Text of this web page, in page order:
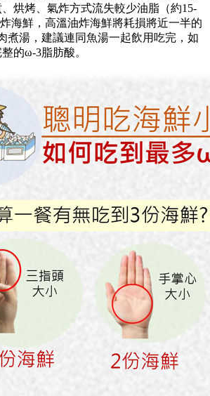
烘烤、氣炸方式流失較少油脂（約15-
海鮮，高溫油炸海鮮將耗損將近一半的
煮湯，建議連同魚湯一起飲用吃完，如
的ω-3脂肪酸。